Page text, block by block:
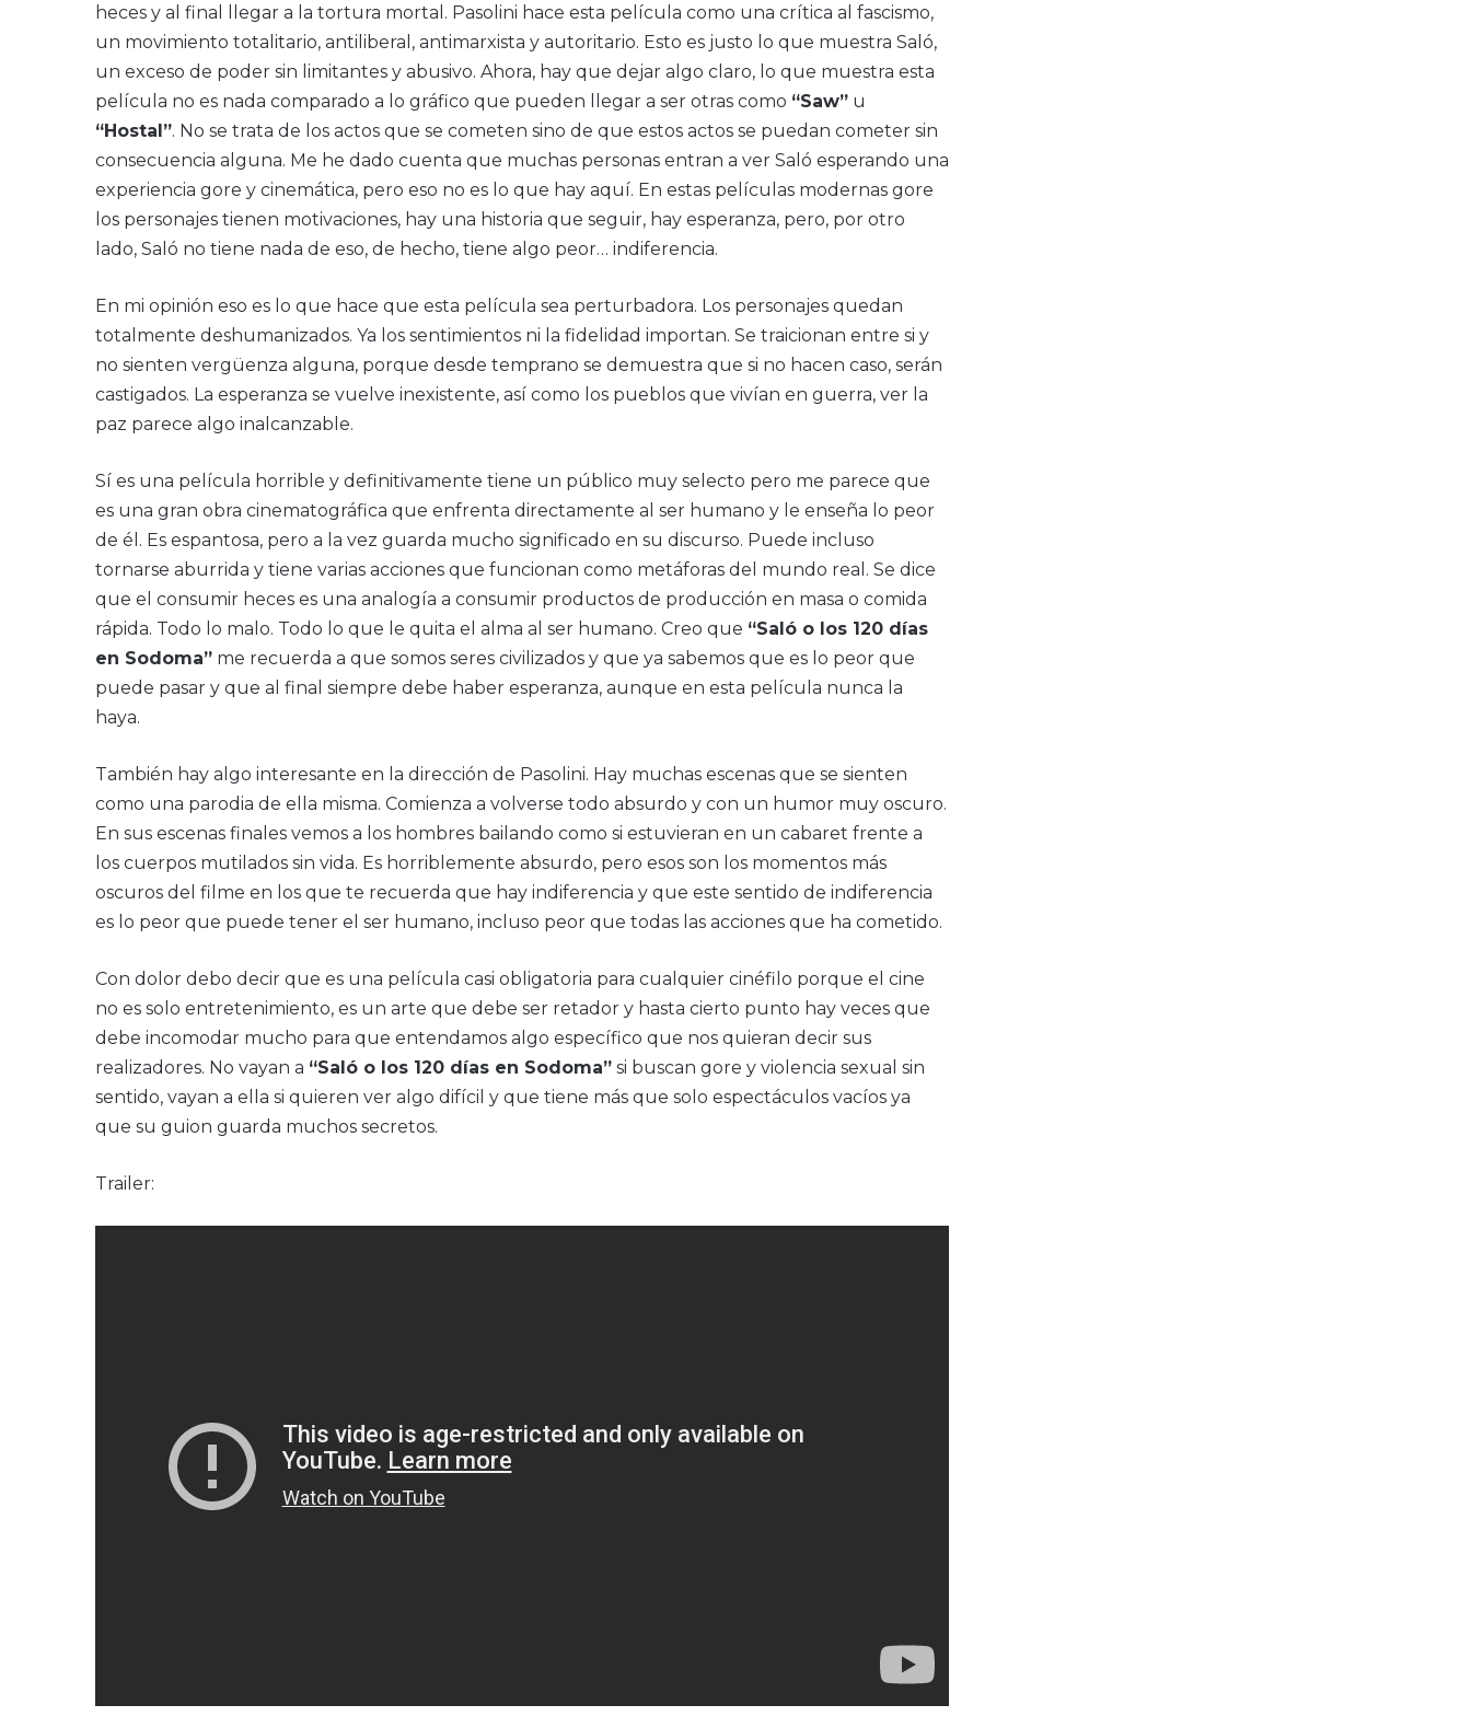
heces y al final llegar a la tortura mortal. Pasolini hace esta película como una crítica al fascismo,
un movimiento totalitario, antiliberal, antimarxista y autoritario. Esto es justo lo que muestra Saló,
un exceso de poder sin limitantes y abusivo. Ahora, hay que dejar algo claro, lo que muestra esta
película no es nada comparado a lo gráfico que pueden llegar a ser otras como “Saw” u
“Hostal”. No se trata de los actos que se cometen sino de que estos actos se puedan cometer sin
consecuencia alguna. Me he dado cuenta que muchas personas entran a ver Saló esperando una
experiencia gore y cinemática, pero eso no es lo que hay aquí. En estas películas modernas gore
los personajes tienen motivaciones, hay una historia que seguir, hay esperanza, pero, por otro
lado, Saló no tiene nada de eso, de hecho, tiene algo peor… indiferencia.
En mi opinión eso es lo que hace que esta película sea perturbadora. Los personajes quedan
totalmente deshumanizados. Ya los sentimientos ni la fidelidad importan. Se traicionan entre si y
no sienten vergüenza alguna, porque desde temprano se demuestra que si no hacen caso, serán
castigados. La esperanza se vuelve inexistente, así como los pueblos que vivían en guerra, ver la
paz parece algo inalcanzable.
Sí es una película horrible y definitivamente tiene un público muy selecto pero me parece que
es una gran obra cinematográfica que enfrenta directamente al ser humano y le enseña lo peor
de él. Es espantosa, pero a la vez guarda mucho significado en su discurso. Puede incluso
tornarse aburrida y tiene varias acciones que funcionan como metáforas del mundo real. Se dice
que el consumir heces es una analogía a consumir productos de producción en masa o comida
rápida. Todo lo malo. Todo lo que le quita el alma al ser humano. Creo que “Saló o los 120 días
en Sodoma” me recuerda a que somos seres civilizados y que ya sabemos que es lo peor que
puede pasar y que al final siempre debe haber esperanza, aunque en esta película nunca la
haya.
También hay algo interesante en la dirección de Pasolini. Hay muchas escenas que se sienten
como una parodia de ella misma. Comienza a volverse todo absurdo y con un humor muy oscuro.
En sus escenas finales vemos a los hombres bailando como si estuvieran en un cabaret frente a
los cuerpos mutilados sin vida. Es horriblemente absurdo, pero esos son los momentos más
oscuros del filme en los que te recuerda que hay indiferencia y que este sentido de indiferencia
es lo peor que puede tener el ser humano, incluso peor que todas las acciones que ha cometido.
Con dolor debo decir que es una película casi obligatoria para cualquier cinéfilo porque el cine
no es solo entretenimiento, es un arte que debe ser retador y hasta cierto punto hay veces que
debe incomodar mucho para que entendamos algo específico que nos quieran decir sus
realizadores. No vayan a “Saló o los 120 días en Sodoma” si buscan gore y violencia sexual sin
sentido, vayan a ella si quieren ver algo difícil y que tiene más que solo espectáculos vacíos ya
que su guion guarda muchos secretos.
Trailer: